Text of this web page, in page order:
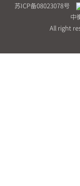
苏ICP备08023078号
中
All right